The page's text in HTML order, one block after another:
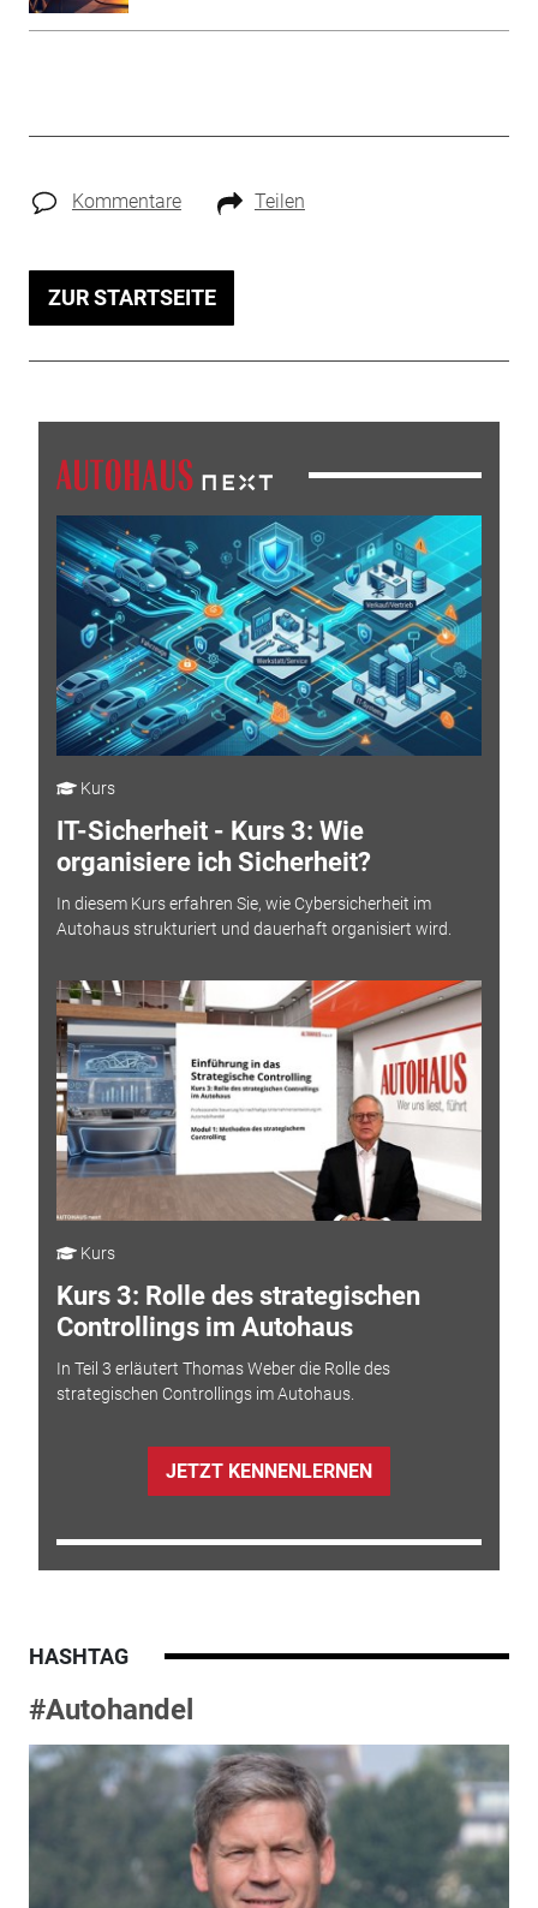
Kommentare Teilen
ZUR STARTSEITE
Kurs
IT-Sicherheit - Kurs 3: Wie
organisiere ich Sicherheit?
In diesem Kurs erfahren Sie, wie Cybersicherheit im
Autohaus strukturiert und dauerhaft organisiert wird.
Kurs
Kurs 3: Rolle des strategischen
Controllings im Autohaus
In Teil 3 erläutert Thomas Weber die Rolle des
strategischen Controllings im Autohaus.
JETZT KENNENLERNEN
HASHTAG
#Autohandel